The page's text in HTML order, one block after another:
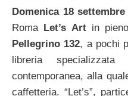
Domenica 18 settembre
Roma Let’s Art in
Pellegrino 132, a pochi
libreria
contemporanea, alla
caffetteria. “Let’s”,